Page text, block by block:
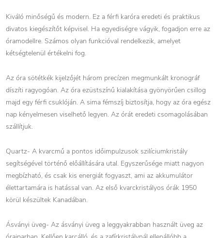
Kiváló minőségű és modern. Ez a férfi karóra eredeti és praktikus
divatos kiegészítőt képvisel. Ha egyediségre vágyik, fogadjon erre az
óramodellre. Számos olyan funkcióval rendelkezik, amelyet
kétségtelenül értékelni fog.
Az óra sötétkék kijelzőjét három precízen megmunkált kronográf
díszíti ragyogóan. Az óra ezüstszínű kialakítása gyönyörűen csillog
majd egy férfi csuklóján. A sima fémszíj biztosítja, hogy az óra egész
nap kényelmesen viselhető legyen. Az órát eredeti csomagolásában
szállítjuk.
Quartz- A kvarcmű a pontos időimpulzusok szilíciumkristály
segítségével történő előállítására utal. Egyszerűsége miatt nagyon
megbízható, és csak kis energiát fogyaszt, ami az akkumulátor
élettartamára is hatással van. Az első kvarckristályos órák 1950
körül készültek Kanadában.
Ásványi üveg- Az ásványi üveg a leggyakrabban használt üveg az